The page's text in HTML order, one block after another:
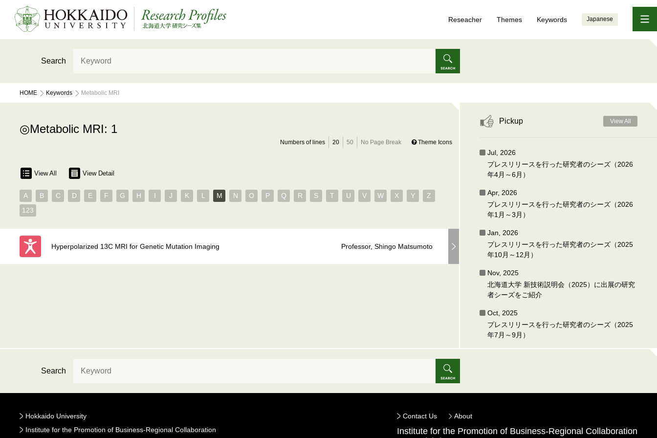
Reseacher Themes Keywords Japanese
Search
HOME Keywords Metabolic MRI
Metabolic MRI: 1
Numbers of lines 20 50 No Page Break Theme Icons
View All View Detail
A B C D E F G H I J K L M N O P Q R S T U V W X Y
Z
123
Hyperpolarized 13C MRI for Genetic Mutation Imaging Professor, Shingo Matsumoto
Pickup View All
Jul, 2026
プレスリリースを行った研究者のシーズ（2026
年4月～6月）
Apr, 2026
プレスリリースを行った研究者のシーズ（2026
年1月～3月）
Jan, 2026
プレスリリースを行った研究者のシーズ（2025
年10月～12月）
Nov, 2025
北海道大学 新技術説明会（2025）に出展の研究
者シーズをご紹介
Oct, 2025
プレスリリースを行った研究者のシーズ（2025
年7月～9月）
Search
Hokkaido University
Institute for the Promotion of Business-Regional Collaboration
Contact Us About
Institute for the Promotion of Business-Regional Collaboration